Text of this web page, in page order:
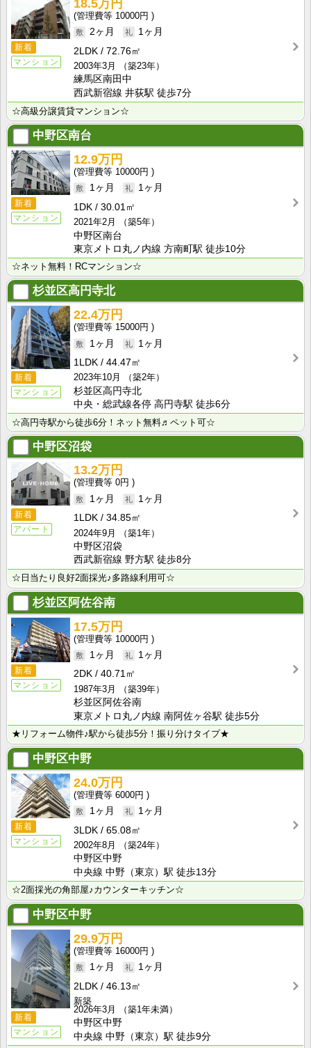
新着
マンション
18.5万円
10000円
2ヶ月
1ヶ月
2LDK
72.76㎡
2003年3月
（築23年）
練馬区南田中
西武新宿線 井荻駅 徒歩7分
☆高級分譲賃貸マンション☆
中野区南台
新着
マンション
12.9万円
10000円
1ヶ月
1ヶ月
1DK
30.01㎡
2021年2月
（築5年）
中野区南台
東京メトロ丸ノ内線 方南町駅 徒歩10分
☆ネット無料！RCマンション☆
杉並区高円寺北
新着
マンション
22.4万円
15000円
1ヶ月
1ヶ月
1LDK
44.47㎡
2023年10月
（築2年）
杉並区高円寺北
中央・総武線各停 高円寺駅 徒歩6分
☆高円寺駅から徒歩6分！ネット無料♬ペット可☆
中野区沼袋
新着
アパート
13.2万円
0円
1ヶ月
1ヶ月
1LDK
34.85㎡
2024年9月
（築1年）
中野区沼袋
西武新宿線 野方駅 徒歩8分
☆日当たり良好2面採光♪多路線利用可☆
杉並区阿佐谷南
新着
マンション
17.5万円
10000円
1ヶ月
1ヶ月
2DK
40.71㎡
1987年3月
（築39年）
杉並区阿佐谷南
東京メトロ丸ノ内線 南阿佐ヶ谷駅 徒歩5分
★リフォーム物件♪駅から徒歩5分！振り分けタイプ★
中野区中野
新着
マンション
24.0万円
6000円
1ヶ月
1ヶ月
3LDK
65.08㎡
2002年8月
（築24年）
中野区中野
中央線 中野（東京）駅 徒歩13分
☆2面採光の角部屋♪カウンターキッチン☆
中野区中野
新着
マンション
29.9万円
16000円
1ヶ月
1ヶ月
2LDK
46.13㎡
新築
2026年3月
（築1年未満）
中野区中野
中央線 中野（東京）駅 徒歩9分